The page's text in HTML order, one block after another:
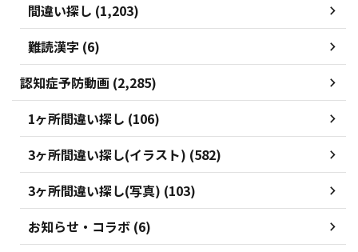
間違い探し (1,203)
難読漢字 (6)
認知症予防動画 (2,285)
1ヶ所間違い探し (106)
3ヶ所間違い探し(イラスト) (582)
3ヶ所間違い探し(写真) (103)
お知らせ・コラボ (6)